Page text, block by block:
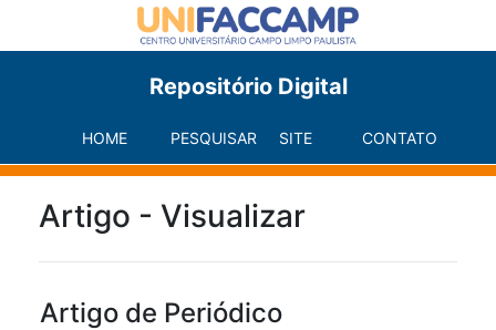
Repositório Digital
HOME PESQUISAR SITE CONTATO
Artigo - Visualizar
Artigo de Periódico